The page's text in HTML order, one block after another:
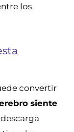
los
convertir
siente